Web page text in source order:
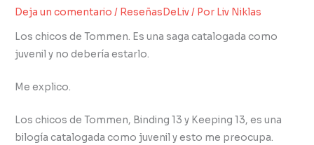
Deja un comentario / ReseñasDeLiv/ Por Liv Niklas
Los chicos de Tommen. Es una saga catalogada como
juvenil y no debería estarlo.
Me explico.
Los chicos de Tommen, Binding 13 y Keeping 13, es una
bilogía catalogada como juvenil y esto me preocupa.